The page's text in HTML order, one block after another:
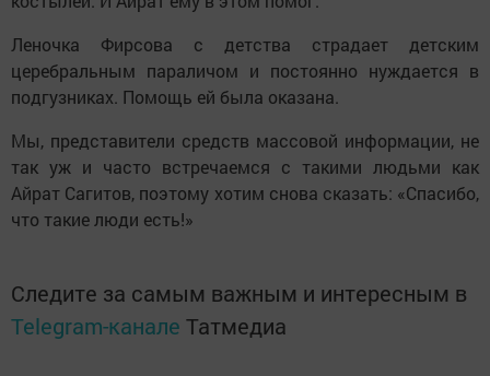
Леночка Фирсова с детства страдает детским
церебральным параличом и постоянно нуждается в
подгузниках. Помощь ей была оказана.
Мы, представители средств массовой информации, не
так уж и часто встречаемся с такими людьми как
Айрат Сагитов, поэтому хотим снова сказать: «Спасибо,
что такие люди есть!»
Следите за самым важным и интересным в
Telegram-канале Татмедиа